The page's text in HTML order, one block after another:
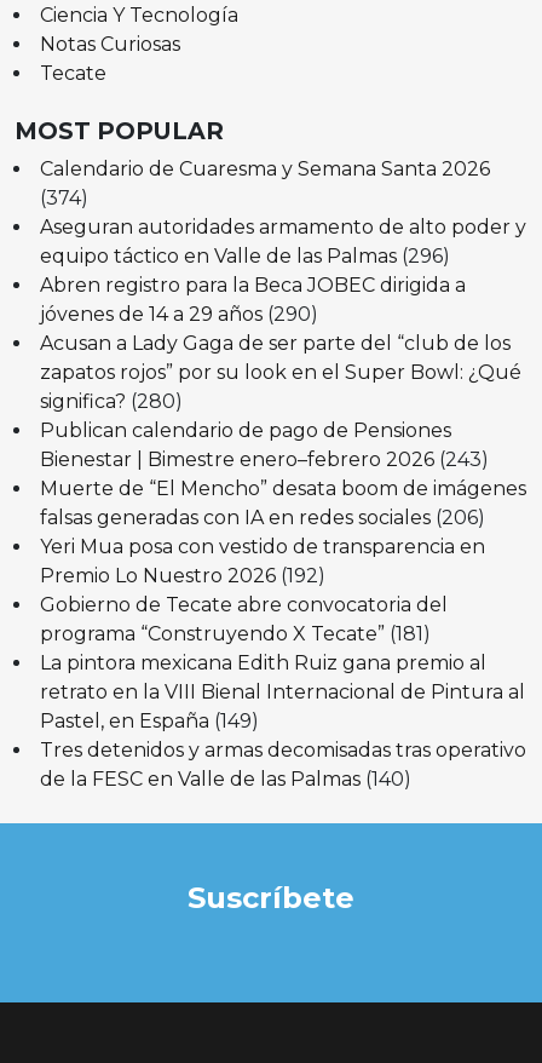
Ciencia Y Tecnología
Notas Curiosas
Tecate
MOST POPULAR
Calendario de Cuaresma y Semana Santa 2026
(374)
Aseguran autoridades armamento de alto poder y
equipo táctico en Valle de las Palmas (296)
Abren registro para la Beca JOBEC dirigida a
jóvenes de 14 a 29 años (290)
Acusan a Lady Gaga de ser parte del “club de los
zapatos rojos” por su look en el Super Bowl: ¿Qué
significa? (280)
Publican calendario de pago de Pensiones
Bienestar | Bimestre enero–febrero 2026 (243)
Muerte de “El Mencho” desata boom de imágenes
falsas generadas con IA en redes sociales (206)
Yeri Mua posa con vestido de transparencia en
Premio Lo Nuestro 2026 (192)
Gobierno de Tecate abre convocatoria del
programa “Construyendo X Tecate” (181)
La pintora mexicana Edith Ruiz gana premio al
retrato en la VIII Bienal Internacional de Pintura al
Pastel, en España (149)
Tres detenidos y armas decomisadas tras operativo
de la FESC en Valle de las Palmas (140)
Suscríbete